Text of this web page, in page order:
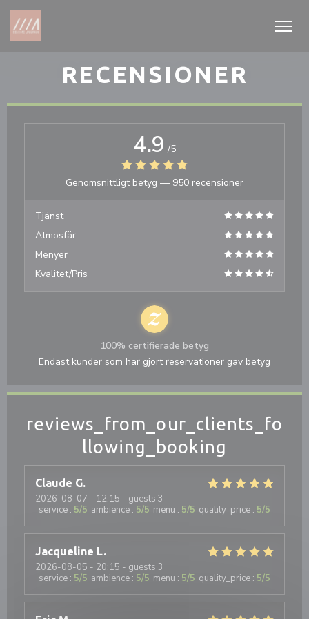
Cookie- hanteringspanel
RECENSIONER
reviews_from_our_clients_fo
llowing_booking
Claude G
2026-08-07 - 12:15 - guests 3
service : 5/5 ambience : 5/5 menu : 5/5 quality_price : 5/5
Jacqueline L
2026-08-05 - 20:15 - guests 3
service : 5/5 ambience : 5/5 menu : 5/5 quality_price : 5/5
4.9 /5
Genomsnittligt betyg — 950 recensioner
Tjänst
Atmosfär
Menyer
Kvalitet/Pris
100% certifierade betyg
Endast kunder som har gjort reservationer gav betyg